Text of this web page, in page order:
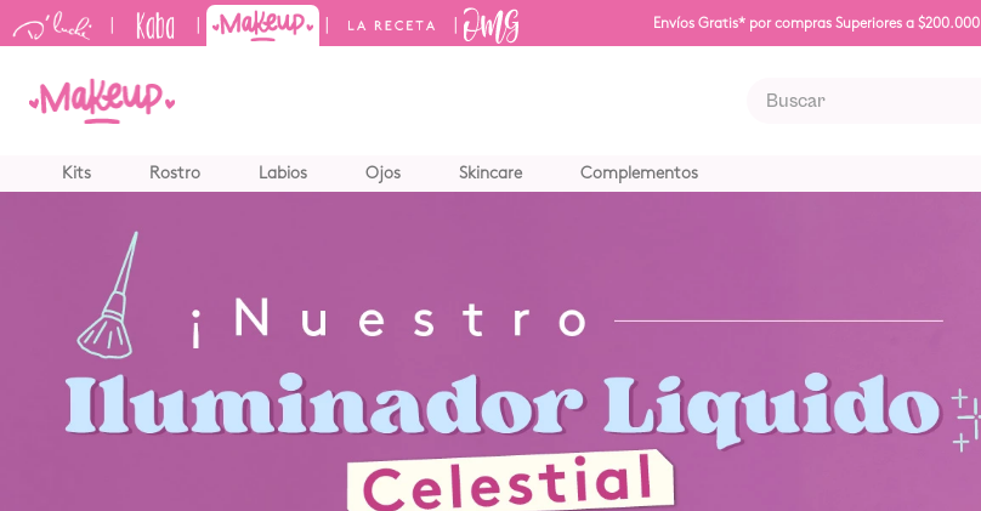
Envíos Gratis* por compras Superiores a $200.000
Kits Rostro Labios Ojos Skincare Complementos
1.
kits
4.
tónico